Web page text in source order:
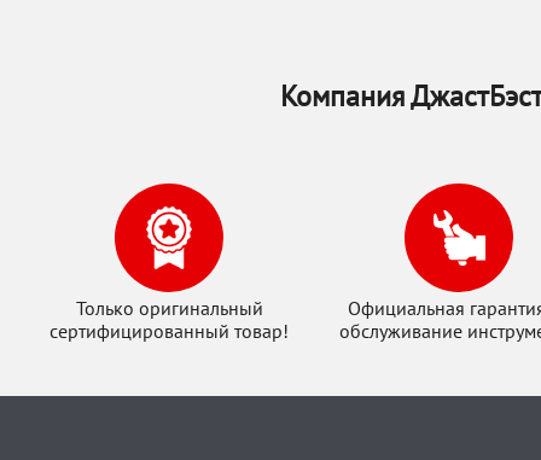
Компания
Только оригинальный
сертифицированный товар!
Официальная
обслуживание